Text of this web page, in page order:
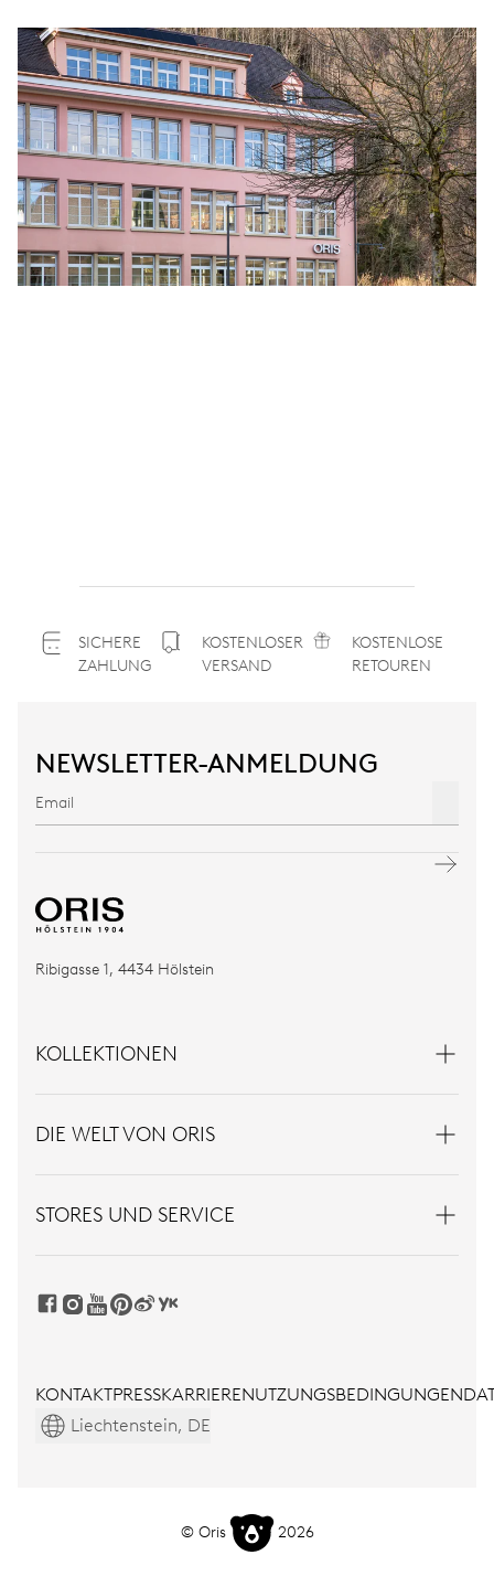
SICHERE
ZAHLUNG
KOSTENLOSER
VERSAND
KOSTENLOSE
RETOUREN
NEWSLETTER-ANMELDUNG
Ribigasse 1, 4434 Hölstein
KOLLEKTIONEN
DIE WELT VON ORIS
STORES UND SERVICE
KONTAKTPRESSKARRIERENUTZUNGSBEDINGUNGEN
Liechtenstein, DE
© Oris 2026